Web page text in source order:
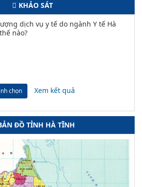
KHẢO SÁT
dịch vụ y tế do ngành Y tế Hà
nào?
chọn Xem kết quả
ĐỒ TỈNH HÀ TĨNH